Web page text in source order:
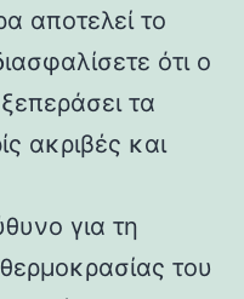
αποτελεί το
ότι ο
τα
ακριβές και
για τη
του